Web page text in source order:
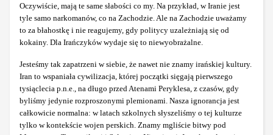
Oczywiście, mają te same słabości co my. Na przykład, w Iranie jest
tyle samo narkomanów, co na Zachodzie. Ale na Zachodzie uważamy
to za błahostkę i nie reagujemy, gdy politycy uzależniają się od
kokainy. Dla Irańczyków wydaje się to niewyobrażalne.
Jesteśmy tak zapatrzeni w siebie, że nawet nie znamy irańskiej kultury.
Iran to wspaniała cywilizacja, której początki sięgają pierwszego
tysiąclecia p.n.e., na długo przed Atenami Peryklesa, z czasów, gdy
byliśmy jedynie rozproszonymi plemionami. Nasza ignorancja jest
całkowicie normalna: w latach szkolnych słyszeliśmy o tej kulturze
tylko w kontekście wojen perskich. Znamy mgliście bitwy pod